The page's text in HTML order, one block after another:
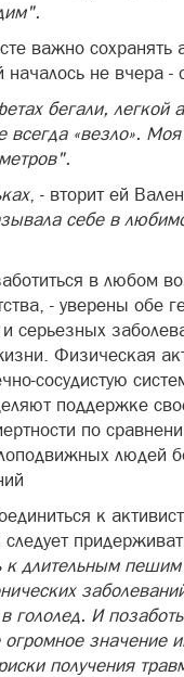
важно
началось не вчера
бегали, легкой
всегда «везло».
, - вторит ей
себе в
в любом
- уверены обе
серьезных
Физическая
сосудистую
поддержке
по
людей
к
к длительным
гололед. И
огромное значение
получения